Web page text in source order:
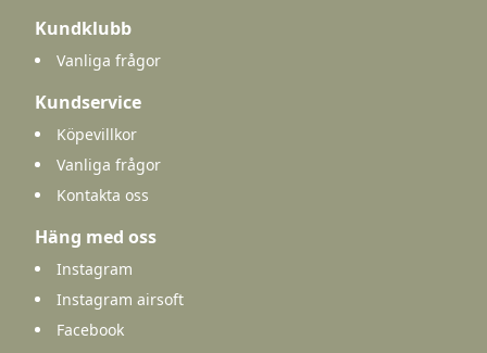
Kundklubb
Vanliga frågor
Kundservice
Köpevillkor
Vanliga frågor
Kontakta oss
Häng med oss
Instagram
Instagram airsoft
Facebook